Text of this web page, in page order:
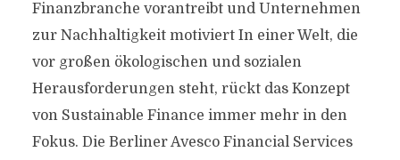
Finanzbranche vorantreibt und Unternehmen
zur Nachhaltigkeit motiviert In einer Welt, die
vor großen ökologischen und sozialen
Herausforderungen steht, rückt das Konzept
von Sustainable Finance immer mehr in den
Fokus. Die Berliner Avesco Financial Services